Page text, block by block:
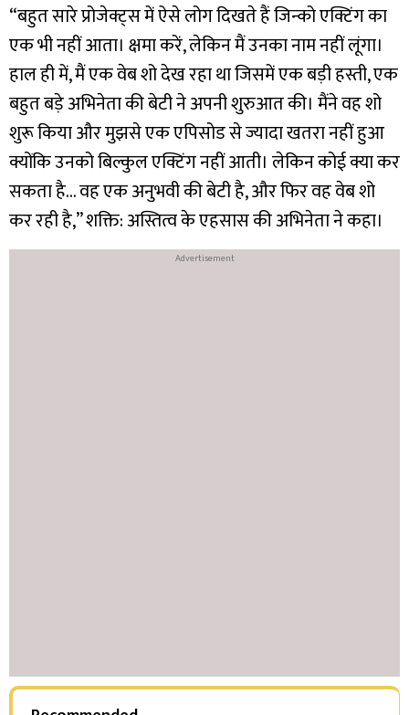
“बहुत सारे प्रोजेक्ट्स में ऐसे लोग दिखते हैं जिन्को एक्टिंग का
एक भी नहीं आता। क्षमा करें, लेकिन मैं उनका नाम नहीं लूंगा।
हाल ही में, मैं एक वेब शो देख रहा था जिसमें एक बड़ी हस्ती, एक
बहुत बड़े अभिनेता की बेटी ने अपनी शुरुआत की। मैंने वह शो
शुरू किया और मुझसे एक एपिसोड से ज्यादा खतरा नहीं हुआ
क्योंकि उनको बिल्कुल एक्टिंग नहीं आती। लेकिन कोई क्या कर
सकता है… वह एक अनुभवी की बेटी है, और फिर वह वेब शो
कर रही है,” शक्ति: अस्तित्व के एहसास की अभिनेता ने कहा।